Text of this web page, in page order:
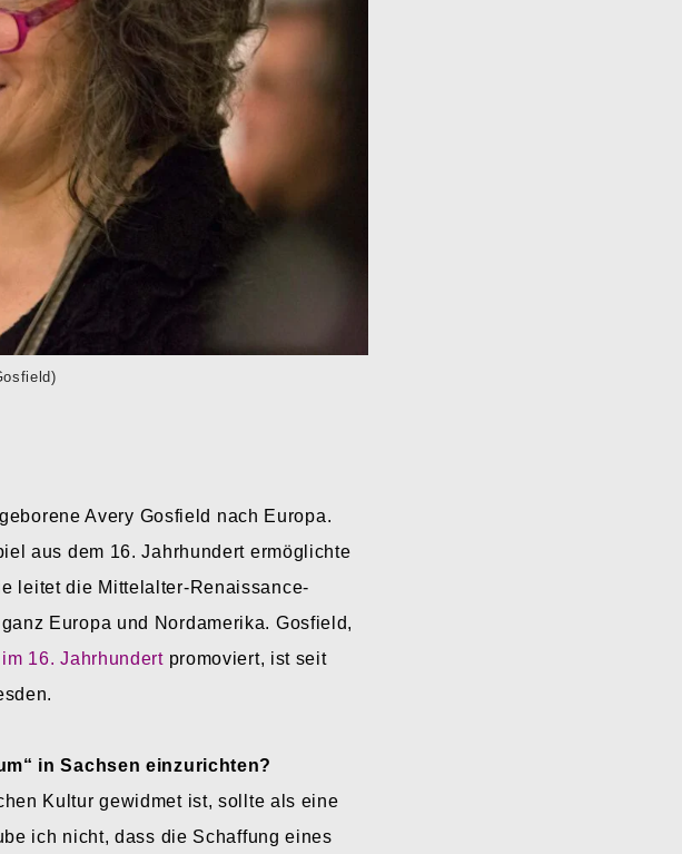
Avery Gosfield nach Europa.
aus dem 16. Jahrhundert ermöglichte
leitet die Mittelalter-Renaissance-
Europa und Nordamerika. Gosfield,
16. Jahrhundertpromoviert, ist seit
in Sachsen einzurichten?
Kultur gewidmet ist, sollte als eine
ich nicht, dass die Schaffung eines